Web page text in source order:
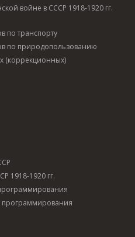
войне в СССР 1918-1920 гг.
по транспорту
по природопользованию
(коррекционных)
1918-1920 гг.
программирования
программирования